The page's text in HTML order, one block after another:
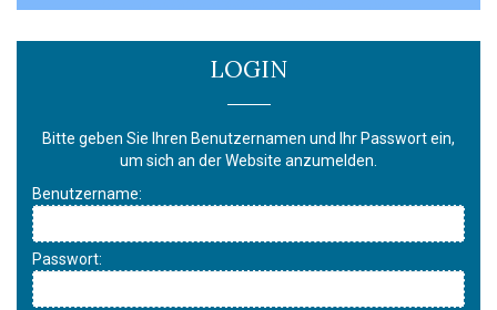
LOGIN
Bitte geben Sie Ihren Benutzernamen und Ihr Passwort ein,
um sich an der Website anzumelden.
Benutzername:
Passwort: